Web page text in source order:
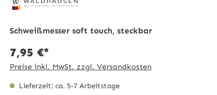
Schweißmesser soft touch, steckbar
7,95 €*
Preise inkl. MwSt. zzgl. Versandkosten
Lieferzeit: ca. 5-7 Arbeitstage